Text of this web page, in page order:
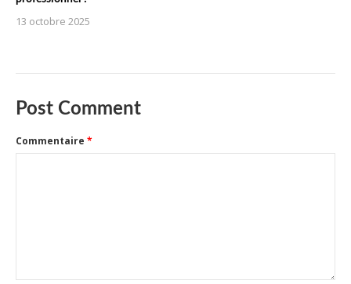
13 octobre 2025
Post Comment
Commentaire *